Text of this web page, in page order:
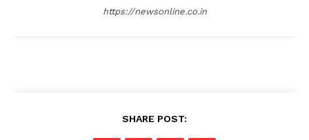
https://newsonline.co.in
SHARE POST: